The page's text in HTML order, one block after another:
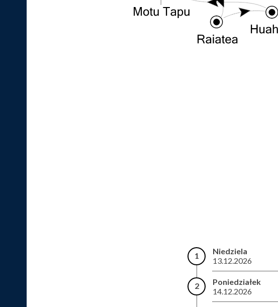
1
Niedziela
13.12.2026
2
Poniedziałek
14.12.2026